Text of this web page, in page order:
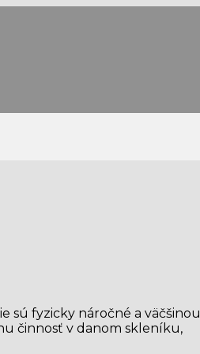
sú fyzicky náročné a väčšinou
činnosť v danom skleníku,